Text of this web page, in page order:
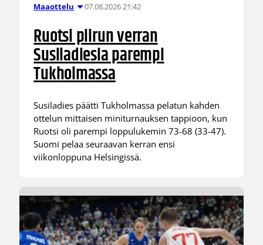
Maaottelu 07.08.2026 21:42
Ruotsi piirun verran
Susiladiesia parempi
Tukholmassa
Susiladies päätti Tukholmassa pelatun kahden
ottelun mittaisen miniturnauksen tappioon, kun
Ruotsi oli parempi loppulukemin 73-68 (33-47).
Suomi pelaa seuraavan kerran ensi
viikonloppuna Helsingissä.